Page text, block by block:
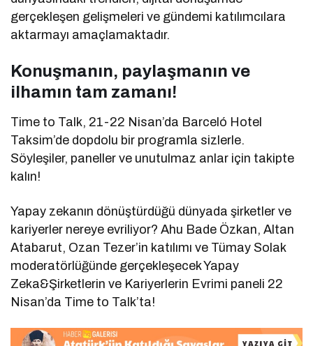
gerçekleşen gelişmeleri ve gündemi katılımcılara
aktarmayı amaçlamaktadır.
Konuşmanın, paylaşmanın ve
ilhamın tam zamanı!
Time to Talk, 21-22 Nisan’da Barceló Hotel
Taksim’de dopdolu bir programla sizlerle.
Söyleşiler, paneller ve unutulmaz anlar için takipte
kalın!
Yapay zekanın dönüştürdüğü dünyada şirketler ve
kariyerler nereye evriliyor? Ahu Bade Özkan, Altan
Atabarut, Ozan Tezer’in katılımı ve Tümay Solak
moderatörlüğünde gerçekleşecek Yapay
Zeka&Şirketlerin ve Kariyerlerin Evrimi paneli 22
Nisan’da Time to Talk’ta!